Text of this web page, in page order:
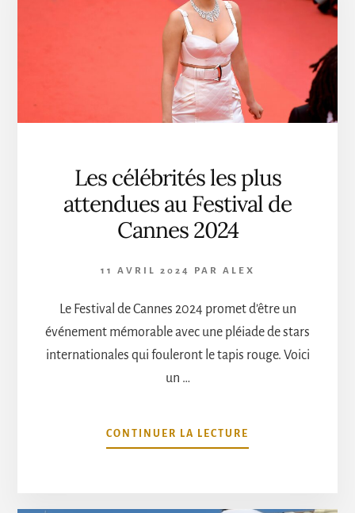
CALENDRIER
Les célébrités les plus
attendues au Festival de
Cannes 2024
11 AVRIL 2024 PAR ALEX
Le Festival de Cannes 2024 promet d’être un
événement mémorable avec une pléiade de stars
internationales qui fouleront le tapis rouge. Voici
un …
CONTINUER LA LECTURE
PROPOSLES